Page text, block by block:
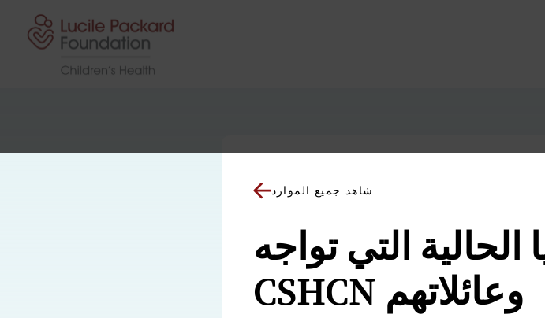
انتقل إلى المحتوى
شاهد جميع الموارد
الحالية التي تواجه
CSHCN وعائلاتهم